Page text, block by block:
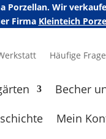
Wir
Firma Kleinteich
Häufige
Becher
Mein